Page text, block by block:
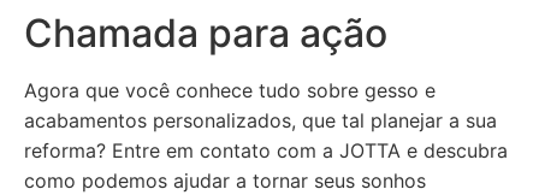
Chamada para ação
Agora que você conhece tudo sobre gesso e
acabamentos personalizados, que tal planejar a sua
reforma? Entre em contato com a JOTTA e descubra
como podemos ajudar a tornar seus sonhos